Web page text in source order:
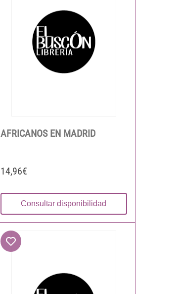
AFRICANOS EN MADRID
14,96€
Consultar disponibilidad